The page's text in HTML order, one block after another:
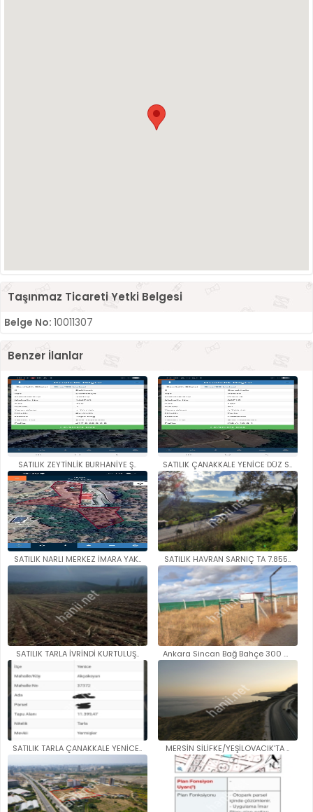
Taşınmaz Ticareti Yetki Belgesi
Belge No: 10011307
Benzer İlanlar
SATILIK ZEYTİNLİK BURHANİYE Ş.. SATILIK ÇANAKKALE YENİCE DÜZ S..
SATILIK NARLI MERKEZ İMARA YAK.. SATILIK HAVRAN SARNIÇ TA 7.855..
SATILIK TARLA İVRİNDİ KURTULUŞ.. Ankara Sincan Bağ Bahçe 300 me..
SATILIK TARLA ÇANAKKALE YENİCE.. MERSİN SİLİFKE/YEŞİLOVACIK'TA ..